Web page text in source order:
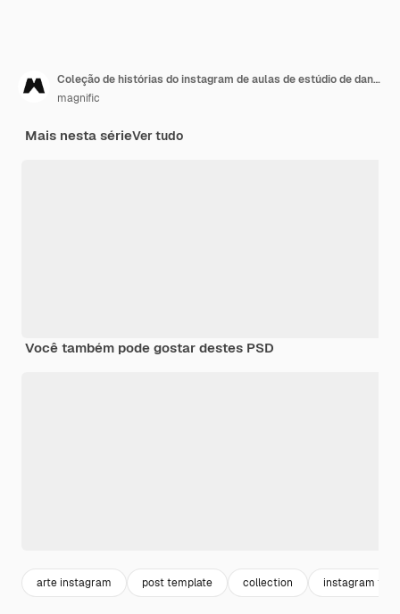
Coleção de histórias do instagram de aulas de estúdio de dança
magnific
Mais nesta sérieVer tudo
Você também pode gostar destes PSD
arte instagram post template collection instagram